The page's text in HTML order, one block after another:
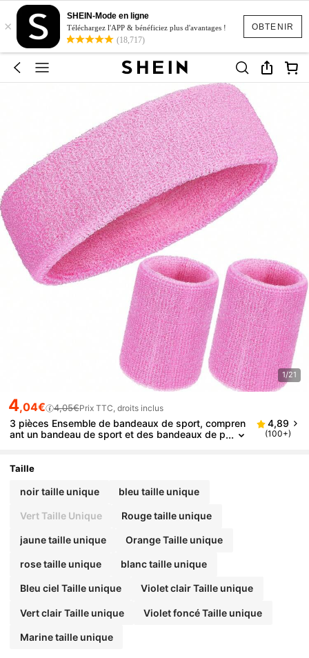
OBTENIR
×
SHEIN-Mode en ligne
Téléchargez l'APP & bénéficiez plus d'avantages !
(18,717)
1/21
4,04€ 4,05€Prix TTC, droits inclus
3 pièces Ensemble de bandeaux de sport, compren
ant un bandeau de sport et des bandeaux de p
4,89
(100+)
Taille
noir taille unique bleu taille unique
Vert Taille Unique Rouge taille unique
jaune taille unique Orange Taille unique
rose taille unique blanc taille unique
Bleu ciel Taille unique Violet clair Taille unique
Vert clair Taille unique Violet foncé Taille unique
Marine taille unique